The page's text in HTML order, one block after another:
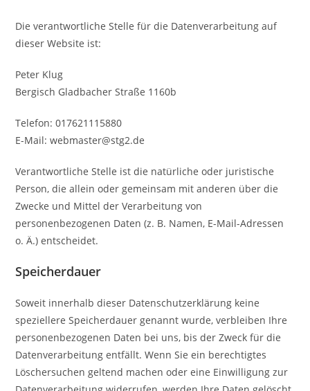
Die verantwortliche Stelle für die Datenverarbeitung auf
dieser Website ist:
Peter Klug
Bergisch Gladbacher Straße 1160b
Telefon: 017621115880
E-Mail: webmaster@stg2.de
Verantwortliche Stelle ist die natürliche oder juristische
Person, die allein oder gemeinsam mit anderen über die
Zwecke und Mittel der Verarbeitung von
personenbezogenen Daten (z. B. Namen, E-Mail-Adressen
o. Ä.) entscheidet.
Speicherdauer
Soweit innerhalb dieser Datenschutzerklärung keine
speziellere Speicherdauer genannt wurde, verbleiben Ihre
personenbezogenen Daten bei uns, bis der Zweck für die
Datenverarbeitung entfällt. Wenn Sie ein berechtigtes
Löschersuchen geltend machen oder eine Einwilligung zur